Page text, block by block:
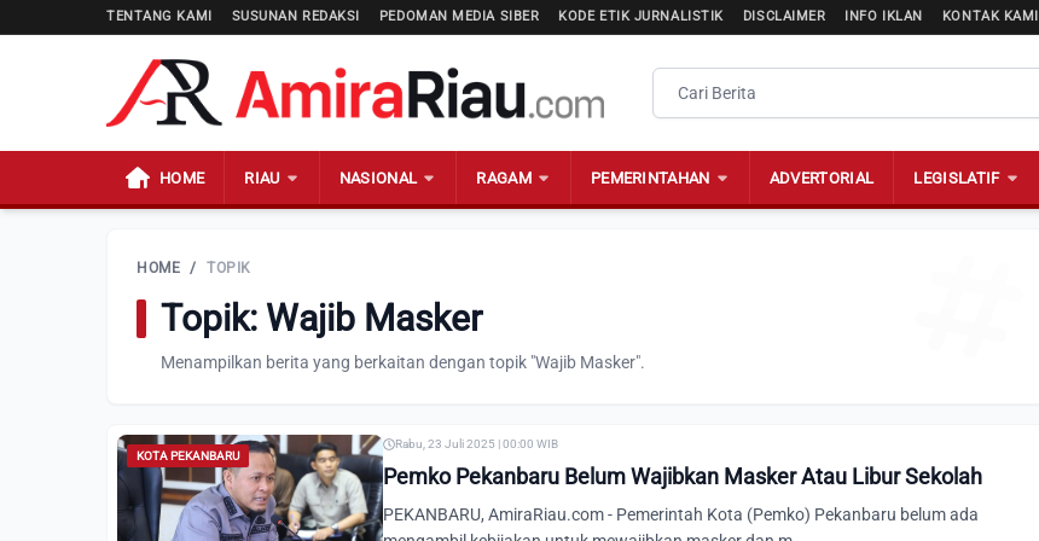
TENTANG KAMI SUSUNAN REDAKSI PEDOMAN MEDIA SIBER KODE ETIK JURNALISTIK DISCLAIMER INFO IKLAN KONTAK KAMI
HOME RIAU NASIONAL RAGAM PEMERINTAHAN ADVERTORIAL LEGISLATIF
HOME / TOPIK
Topik: Wajib Masker
Menampilkan berita yang berkaitan dengan topik "Wajib Masker".
KOTA PEKANBARU
Rabu, 23 Juli 2025 | 00:00 WIB
Pemko Pekanbaru Belum Wajibkan Masker Atau Libur Sekolah
PEKANBARU, AmiraRiau.com - Pemerintah Kota (Pemko) Pekanbaru belum ada